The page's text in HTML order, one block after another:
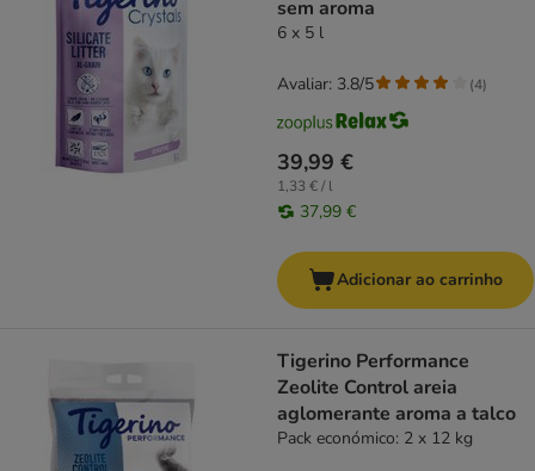
sem aroma
6 x 5 l
39,99 €
1,33 € / l
37,99 €
Avaliar: 3.8/5 (4)
Adicionar ao carrinho
Tigerino Performance
Zeolite Control areia
aglomerante aroma a talco
Pack económico: 2 x 12 kg